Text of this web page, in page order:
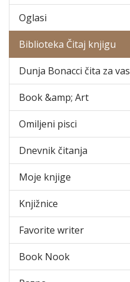
Oglasi
Biblioteka Čitaj knjigu
Dunja Bonacci čita za vas
Book &amp; Art
Omiljeni pisci
Dnevnik čitanja
Moje knjige
Knjižnice
Favorite writer
Book Nook